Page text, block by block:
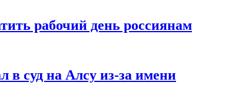
рабочий день россиянам
в суд на Алсу из-за имени